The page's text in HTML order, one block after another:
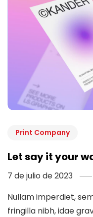
Print Company
Let say it your
7 de julio de 2023
Nullam imperdiet,
fringilla nibh, idae